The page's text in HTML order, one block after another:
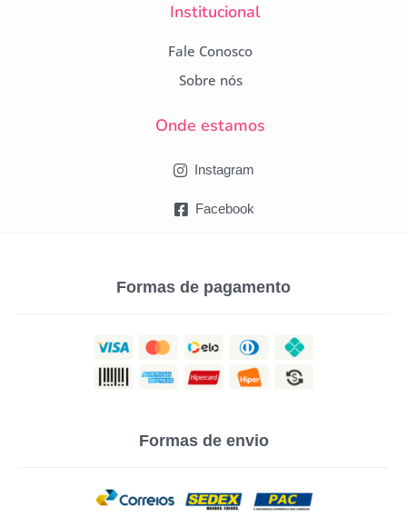
Institucional
Fale Conosco
Sobre nós
Onde estamos
Instagram
Facebook
Formas de pagamento
Formas de envio